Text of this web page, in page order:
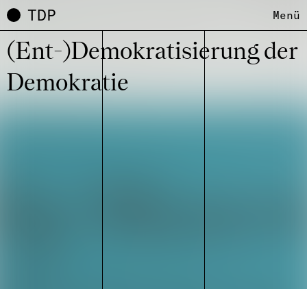
TDP Menü
(Ent-)Demo­kra­ti­sie­rung der
Demo­kra­tie